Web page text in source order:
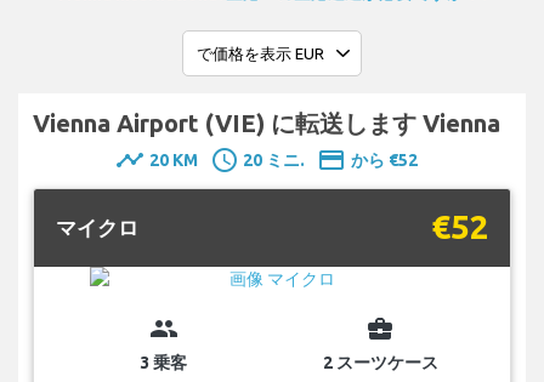
Vienna Airport (VIE) に転送します Vienna
timeline 20 KM schedule 20 ミニ. payment から €52
マイクロ €52
group
3 乗客
business_center
2 スーツケース